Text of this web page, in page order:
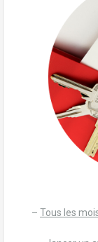
– Tous les